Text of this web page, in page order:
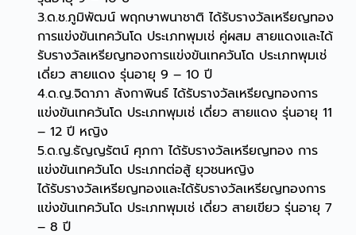
3.ด.ช.ภูมิพัฒน์ พฤกษาพนาชาติ ได้รับรางวัลเหรียญทอง
การแข่งขันเทควันโด ประเภทพุมเช่ คู่ผสม สายแดงและได้
รับรางวัลเหรียญทองการแข่งขันเทควันโด ประเภทพุมเช่
เดี่ยว สายแดง รุ่นอายุ 9 – 10 ปี
4.ด.ญ.จิดาภา ลังกาพินธ์ ได้รับรางวัลเหรียญทองการ
แข่งขันเทควันโด ประเภทพุมเช่ เดี่ยว สายแดง รุ่นอายุ 11
– 12 ปี หญิง
5.ด.ญ.ธัญญรัตน์ ศุภกา ได้รับรางวัลเหรียญทอง การ
แข่งขันเทควันโด ประเภทต่อสู้ ยุวชนหญิง
ได้รับรางวัลเหรียญทองและได้รับรางวัลเหรียญทองการ
แข่งขันเทควันโด ประเภทพุมเช่ เดี่ยว สายเขียว รุ่นอายุ 7
– 8 ปี